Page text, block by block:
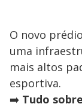
O novo
uma
mais altos
esportiva.
➡️ Tudo